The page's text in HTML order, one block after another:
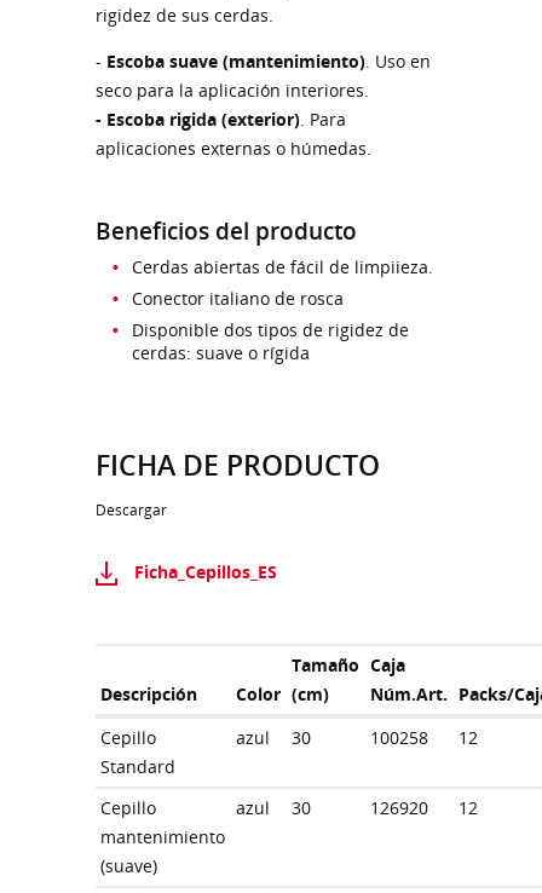
rigidez de sus cerdas.
- Escoba suave (mantenimiento). Uso en
seco para la aplicación interiores.
- Escoba rigida (exterior). Para
aplicaciones externas o húmedas.
Beneficios del producto
Cerdas abiertas de fácil de limpiieza.
Conector italiano de rosca
Disponible dos tipos de rigidez de
cerdas: suave o rígida
FICHA DE PRODUCTO
Descargar
Ficha_Cepillos_ES
Descripción Color
Tamaño
(cm)
Caja
Núm.Art. Packs/
Cepillo
Standard
azul 30 100258 12
Cepillo
mantenimiento
(suave)
azul 30 126920 12